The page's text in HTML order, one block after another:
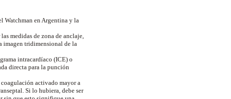
Watchman en Argentina y la
medidas de zona de anclaje,
imagen tridimensional de la
intracardíaco (ICE) o
directa para la punción
activado mayor a
Si lo hubiera, debe ser